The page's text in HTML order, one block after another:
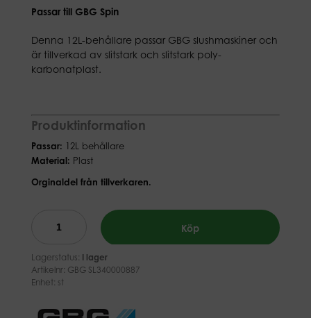
Passar till GBG Spin
Denna 12L-behållare passar GBG slushmaskiner och
är tillverkad av slitstark och slitstark poly-
karbonatplast.
Produktinformation
Passar: 12L behållare
Material: Plast
Orginaldel från tillverkaren.
Köp
Lagerstatus: I lager
Artikelnr: GBG SL340000887
Enhet: st